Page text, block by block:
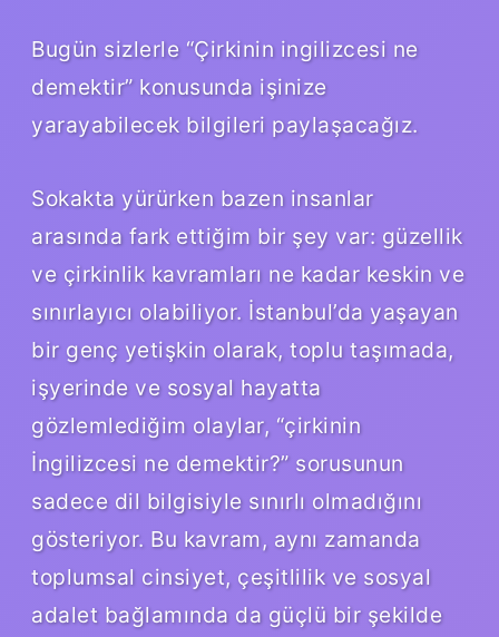
Bugün sizlerle “Çirkinin ingilizcesi ne
demektir” konusunda işinize
yarayabilecek bilgileri paylaşacağız.
Sokakta yürürken bazen insanlar
arasında fark ettiğim bir şey var: güzellik
ve çirkinlik kavramları ne kadar keskin ve
sınırlayıcı olabiliyor. İstanbul’da yaşayan
bir genç yetişkin olarak, toplu taşımada,
işyerinde ve sosyal hayatta
gözlemlediğim olaylar, “çirkinin
İngilizcesi ne demektir?” sorusunun
sadece dil bilgisiyle sınırlı olmadığını
gösteriyor. Bu kavram, aynı zamanda
toplumsal cinsiyet, çeşitlilik ve sosyal
adalet bağlamında da güçlü bir şekilde